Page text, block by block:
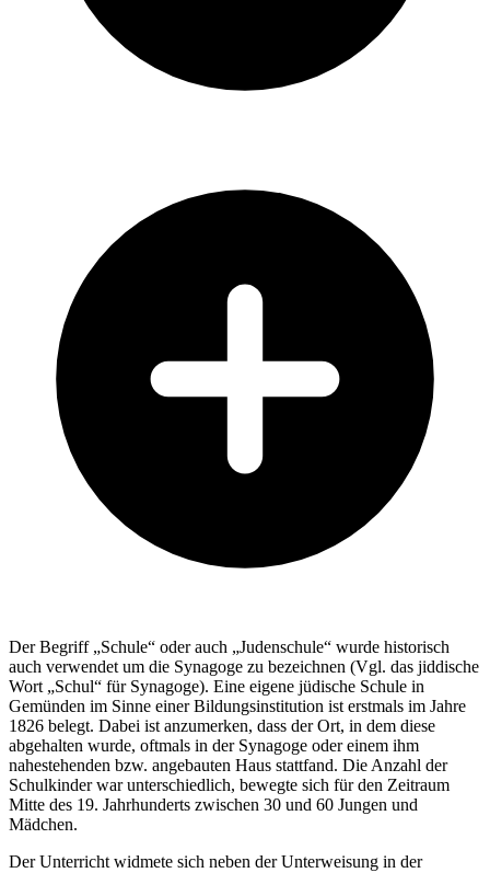
Der Begriff „Schule“ oder auch „Judenschule“ wurde historisch
auch verwendet um die Synagoge zu bezeichnen (Vgl. das jiddische
Wort „Schul“ für Synagoge). Eine eigene jüdische Schule in
Gemünden im Sinne einer Bildungsinstitution ist erstmals im Jahre
1826 belegt. Dabei ist anzumerken, dass der Ort, in dem diese
abgehalten wurde, oftmals in der Synagoge oder einem ihm
nahestehenden bzw. angebauten Haus stattfand. Die Anzahl der
Schulkinder war unterschiedlich, bewegte sich für den Zeitraum
Mitte des 19. Jahrhunderts zwischen 30 und 60 Jungen und
Mädchen.
Der Unterricht widmete sich neben der Unterweisung in der